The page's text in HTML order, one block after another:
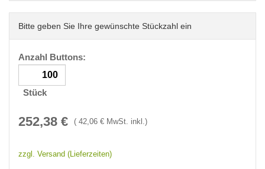
Bitte geben Sie Ihre gewünschte Stückzahl ein
Anzahl Buttons:
Stück
252,38 € ( 42,06 € MwSt. inkl.)
zzgl. Versand (Lieferzeiten)